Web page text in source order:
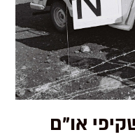
או"ם